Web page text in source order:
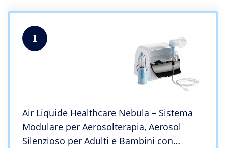
1
Air Liquide Healthcare Nebula – Sistema
Modulare per Aerosolterapia, Aerosol
Silenzioso per Adulti e Bambini con